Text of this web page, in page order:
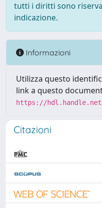
tutti i diritti sono
indicazione.
Informazioni
Utilizza questo
link a questo
https://hdl.handle.net/
Citazioni